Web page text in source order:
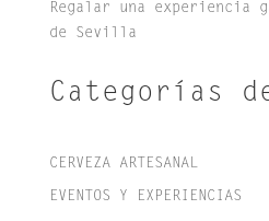
Regalar una experiencia
de Sevilla
Categorías
CERVEZA ARTESANAL
EVENTOS Y EXPERIENCIAS